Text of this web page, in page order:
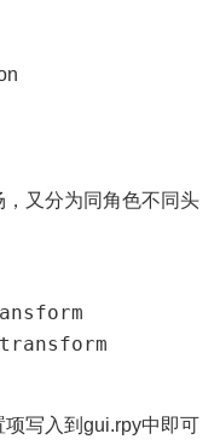
又分为同角色不同头
写入到gui.rpy中即可